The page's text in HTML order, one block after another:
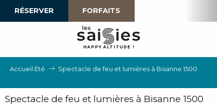
RÉSERVER FORFAITS
HAPPY ALTI TU D E !
Accueil Été Spectacle de feu et lumières à Bisanne 1500
Spectacle de feu et lumières à Bisanne 1500